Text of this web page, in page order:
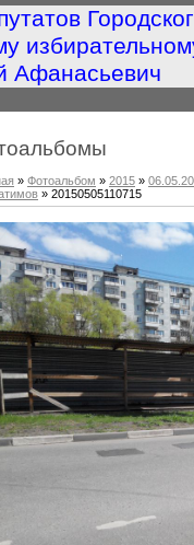
Афанасьевич
» Фотоальбом » 2015 »
» 20150505110715